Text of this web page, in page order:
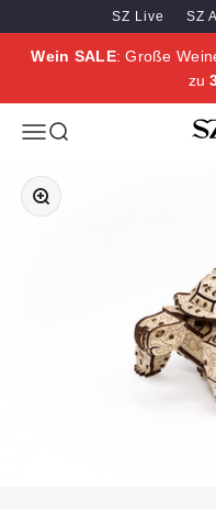
Zum Inhalt springen
Zum Hauptinhalt springen
SZ Live SZ
Wein SALE: Große
zu
MenüSuche SZ
Bild vergrößern